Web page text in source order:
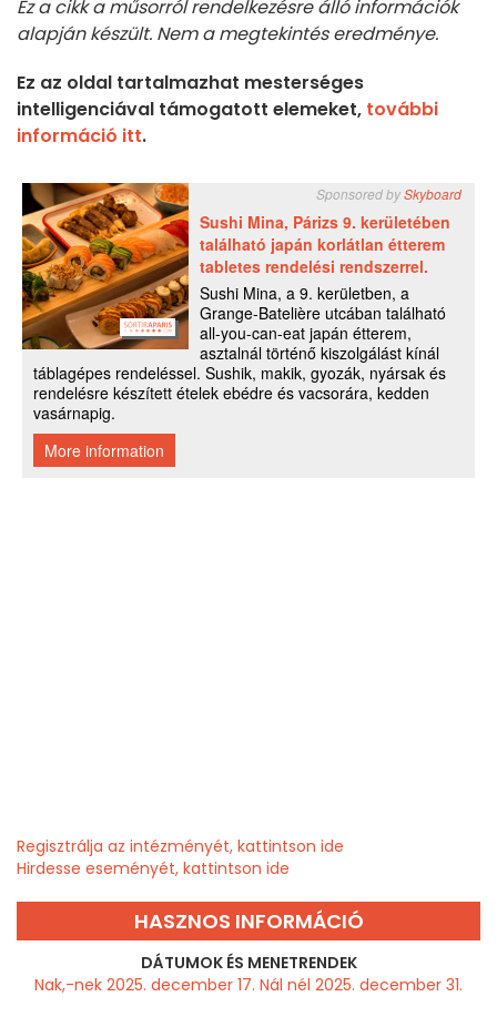
Ez a cikk a műsorról rendelkezésre álló információk
alapján készült. Nem a megtekintés eredménye.
Ez az oldal tartalmazhat mesterséges
intelligenciával támogatott elemeket, további
információ itt.
Regisztrálja az intézményét, kattintson ide
Hirdesse eseményét, kattintson ide
HASZNOS INFORMÁCIÓ
DÁTUMOK ÉS MENETRENDEK
Nak,-nek 2025. december 17. Nál nél 2025. december 31.